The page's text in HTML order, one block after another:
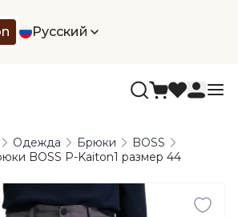
Русский
Одежда Брюки
BOSS
BOSS P-Kaiton1 размер 44